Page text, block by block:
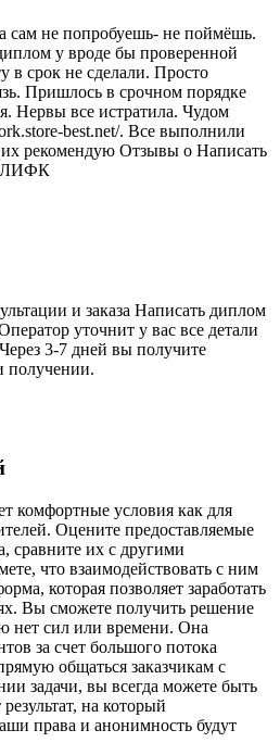
сам не попробуешь- не поймёшь.
у вроде бы проверенной
в срок не сделали. Просто
Пришлось в срочном порядке
Нервы все истратила. Чудом
best.net/. Все выполнили
рекомендую Отзывы о Написать
и заказа Написать диплом
уточнит у вас все детали
3-7 дней вы получите
получении.
комфортные условия как для
Оцените предоставляемые
сравните их с другими
что взаимодействовать с ним
которая позволяет заработать
Вы сможете получить решение
нет сил или времени. Она
за счет большого потока
общаться заказчикам с
задачи, вы всегда можете быть
на который
права и анонимность будут